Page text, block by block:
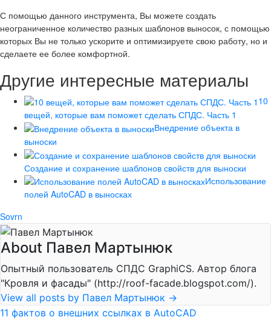
С помощью данного инструмента, Вы можете создать
неограниченное количество разных шаблонов выносок, с помощью
которых Вы не только ускорите и оптимизируете свою работу, но и
сделаете ее более комфортной.
Другие интересные материалы
10
вещей, которые вам поможет сделать СПДС. Часть 1
Внедрение объекта в
выноски
Создание и сохранение шаблонов свойств для выноски
Использование
полей AutoCAD в выносках
Sovrn
About Павел Мартынюк
Опытный пользователь СПДС GraphiCS. Автор блога
"Кровля и фасады" (http://roof-facade.blogspot.com/).
View all posts by Павел Мартынюк →
11 фактов о внешних ссылках в AutoCAD